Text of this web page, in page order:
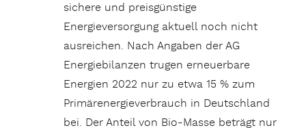
sichere und preisgünstige
Energieversorgung aktuell noch nicht
ausreichen. Nach Angaben der AG
Energiebilanzen trugen erneuerbare
Energien 2022 nur zu etwa 15 % zum
Primärenergieverbrauch in Deutschland
bei. Der Anteil von Bio-Masse beträgt nur